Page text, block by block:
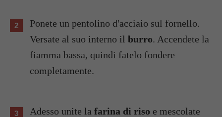
Ponete un pentolino d'acciaio sul fornello.
Versate al suo interno il burro. Accendete la
fiamma bassa, quindi fatelo fondere
completamente.
Adesso unite la farina di riso e mescolate